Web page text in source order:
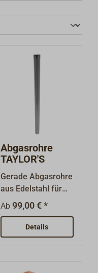
Abgasrohre
TAYLOR'S
Gerade Abgasrohre
aus Edelstahl für
den TAYLOR'S
Dieselofen 079D
und für die
TAYLOR'S
Ab 99,00 € *
Details